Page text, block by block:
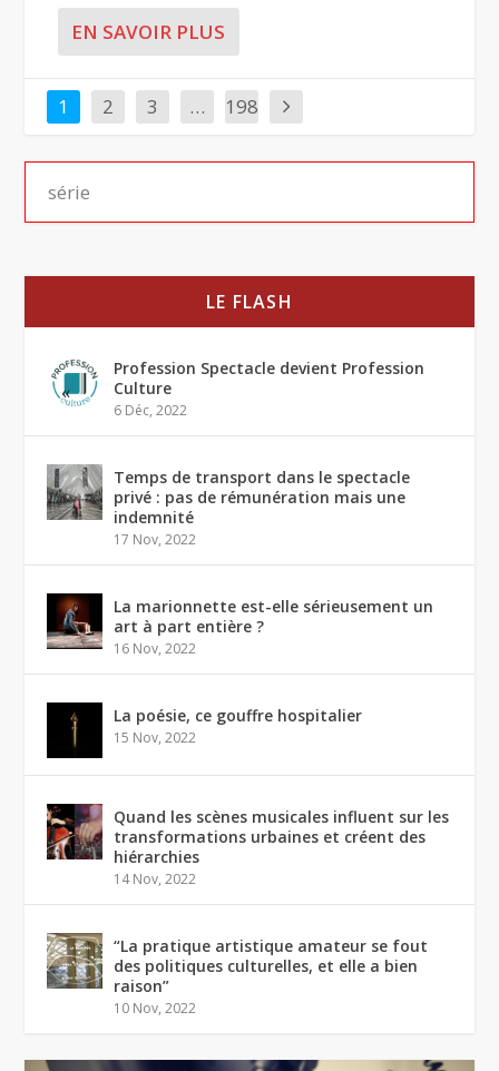
EN SAVOIR PLUS
1 2 3 … 198
LE FLASH
Profession Spectacle devient Profession
Culture
6 Déc, 2022
Temps de transport dans le spectacle
privé : pas de rémunération mais une
indemnité
17 Nov, 2022
La marionnette est-elle sérieusement un
art à part entière ?
16 Nov, 2022
La poésie, ce gouffre hospitalier
15 Nov, 2022
Quand les scènes musicales influent sur les
transformations urbaines et créent des
hiérarchies
14 Nov, 2022
“La pratique artistique amateur se fout
des politiques culturelles, et elle a bien
raison”
10 Nov, 2022